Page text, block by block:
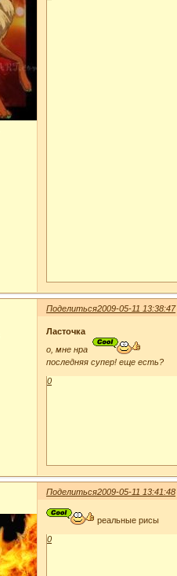
Поделиться2009-05-11 13:38:47
Ласточка
о, мне нра
последняя супер! еще есть?
0
Поделиться2009-05-11 13:41:48
реальные рисы
0